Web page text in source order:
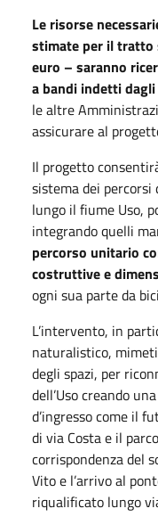
Le risorse
stimate per il tratto
euro – saranno
a bandi indetti
le altre
assicurare al
Il progetto
sistema dei
lungo il fiume Uso,
integrando quelli
percorso unitario
costruttive e
ogni sua parte da
L’intervento, in
naturalistico,
degli spazi, per
dell’Uso creando
d’ingresso come il
di via Costa e il
corrispondenza del
Vito e l’arrivo al
riqualificato lungo